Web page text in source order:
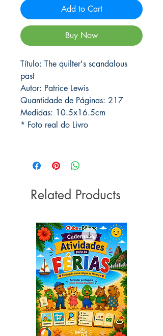
Add to Cart
Buy Now
Título: The quilter's scandalous
past
Autor: Patrice Lewis
Quantidade de Páginas: 217
Medidas: 10.5x16.5cm
* Foto real do Livro
Related Products